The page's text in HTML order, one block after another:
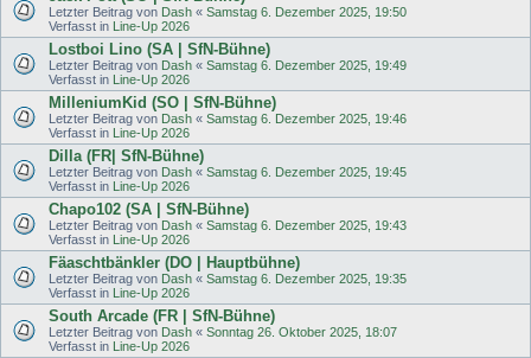
Letzter Beitrag von Dash « Samstag 6. Dezember 2025, 19:50
Verfasst in Line-Up 2026
Lostboi Lino (SA | SfN-Bühne)
Letzter Beitrag von Dash « Samstag 6. Dezember 2025, 19:49
Verfasst in Line-Up 2026
MilleniumKid (SO | SfN-Bühne)
Letzter Beitrag von Dash « Samstag 6. Dezember 2025, 19:46
Verfasst in Line-Up 2026
Dilla (FR| SfN-Bühne)
Letzter Beitrag von Dash « Samstag 6. Dezember 2025, 19:45
Verfasst in Line-Up 2026
Chapo102 (SA | SfN-Bühne)
Letzter Beitrag von Dash « Samstag 6. Dezember 2025, 19:43
Verfasst in Line-Up 2026
Fäaschtbänkler (DO | Hauptbühne)
Letzter Beitrag von Dash « Samstag 6. Dezember 2025, 19:35
Verfasst in Line-Up 2026
South Arcade (FR | SfN-Bühne)
Letzter Beitrag von Dash « Sonntag 26. Oktober 2025, 18:07
Verfasst in Line-Up 2026